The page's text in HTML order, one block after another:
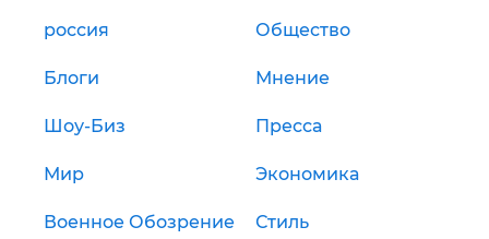
россия Общество
Блоги Мнение
Шоу-Биз Пресса
Мир Экономика
Военное Обозрение Стиль